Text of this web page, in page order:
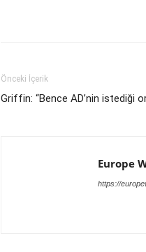
Önceki İçerik
Griffin: “Bence AD’nin istediği
Europe
https://